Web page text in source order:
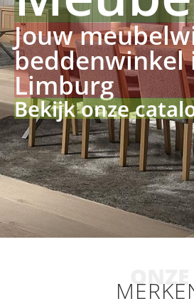
Jouw
beddenwinkel
Limburg
Bekijk onze
ONZE